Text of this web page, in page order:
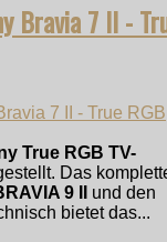
Bravia 7 II -
True RGB TV-
Das
9 II
und den
bietet das...